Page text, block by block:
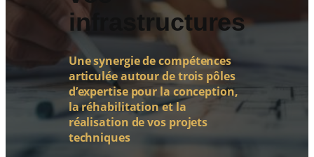
infrastructures
Une synergie de compétences
articulée autour de trois pôles
d’expertise pour la conception,
la réhabilitation et la
réalisation de vos projets
techniques